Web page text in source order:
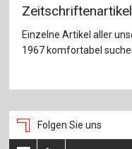
Einzelne Artikel aller
1967 komfortabel
Folgen Sie uns